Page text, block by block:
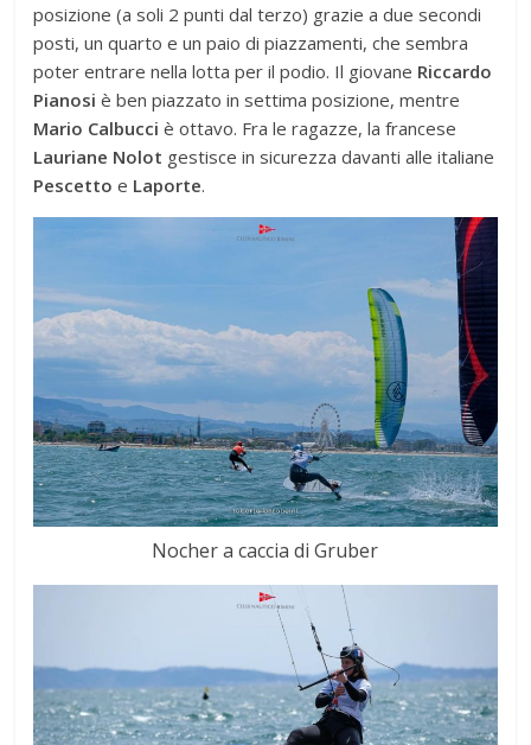
posizione (a soli 2 punti dal terzo) grazie a due secondi
posti, un quarto e un paio di piazzamenti, che sembra
poter entrare nella lotta per il podio. Il giovane Riccardo
Pianosiè ben piazzato in settima posizione, mentre
Mario Calbucciè ottavo. Fra le ragazze, la francese
Lauriane Nolot gestisce in sicurezza davanti alle italiane
Pescetto e Laporte.
Nocher a caccia di Gruber